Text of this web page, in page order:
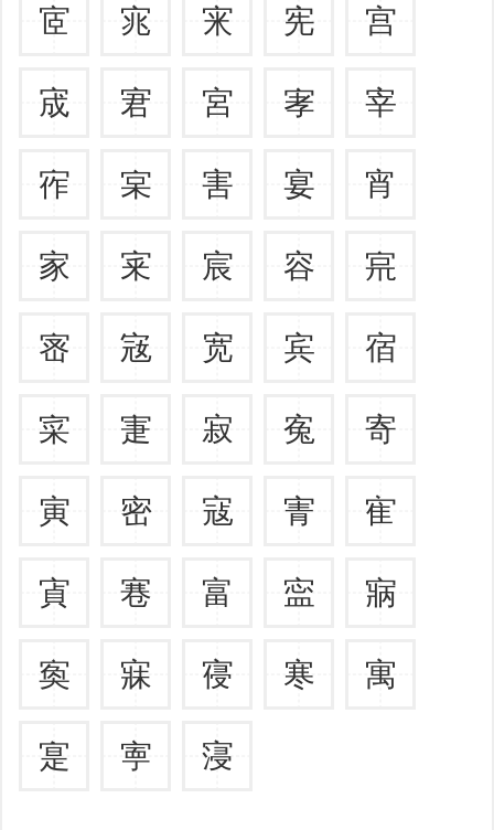
宧 宨 宩 宪 宫
宬 宭 宮 宯 宰
宱 宲 害 宴 宵
家 宷 宸 容 宺
宻 宼 宽 宾 宿
寀 寁 寂 寃 寄
寅 密 寇 寈 寉
寊 寋 富 寍 寎
寏 寐 寑 寒 寓
寔 寕 寖